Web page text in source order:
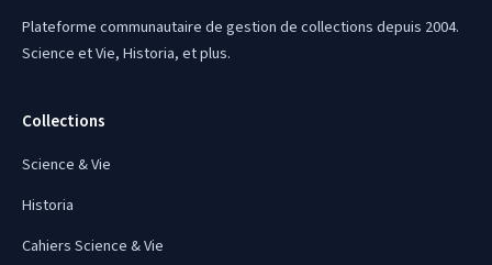
Plateforme communautaire de gestion de collections depuis 2004.
Science et Vie, Historia, et plus.
Collections
Science & Vie
Historia
Cahiers Science & Vie